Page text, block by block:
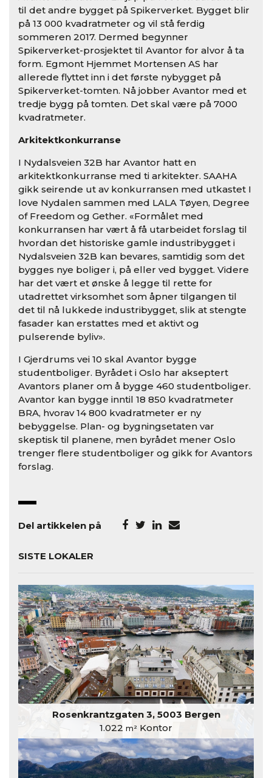
til det andre bygget på Spikerverket. Bygget blir
på 13 000 kvadratmeter og vil stå ferdig
sommeren 2017. Dermed begynner
Spikerverket-prosjektet til Avantor for alvor å ta
form. Egmont Hjemmet Mortensen AS har
allerede flyttet inn i det første nybygget på
Spikerverket-tomten. Nå jobber Avantor med et
tredje bygg på tomten. Det skal være på 7000
kvadratmeter.
Arkitektkonkurranse
I Nydalsveien 32B har Avantor hatt en
arkitektkonkurranse med ti arkitekter. SAAHA
gikk seirende ut av konkurransen med utkastet I
love Nydalen sammen med LALA Tøyen, Degree
of Freedom og Gether. «Formålet med
konkurransen har vært å få utarbeidet forslag til
hvordan det historiske gamle industribygget i
Nydalsveien 32B kan bevares, samtidig som det
bygges nye boliger i, på eller ved bygget. Videre
har det vært et ønske å legge til rette for
utadrettet virksomhet som åpner tilgangen til
det til nå lukkede industribygget, slik at stengte
fasader kan erstattes med et aktivt og
pulserende byliv».
I Gjerdrums vei 10 skal Avantor bygge
studentboliger. Byrådet i Oslo har akseptert
Avantors planer om å bygge 460 studentboliger.
Avantor kan bygge inntil 18 850 kvadratmeter
BRA, hvorav 14 800 kvadratmeter er ny
bebyggelse. Plan- og bygningsetaten var
skeptisk til planene, men byrådet mener Oslo
trenger flere studentboliger og gikk for Avantors
forslag.
Del artikkelen på
SISTE LOKALER
Rosenkrantzgaten 3, 5003 Bergen
1.022 m² Kontor